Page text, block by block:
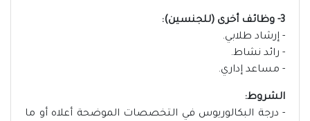
3- وظائف أخرى (للجنسين):
- إرشاد طلابي.
- رائد نشاط.
- مساعد إداري.
الشروط:
- درجة البكالوريوس في التخصصات الموضحة أعلاه أو ما